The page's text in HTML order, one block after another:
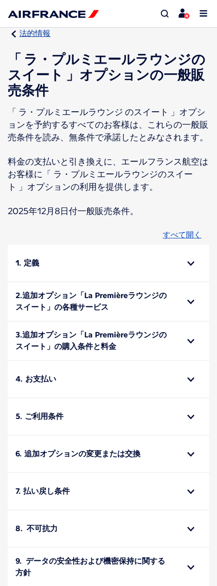
法的情報
「 ラ・プルミエールラウンジの
スイート 」オプションの一般販
売条件
「 ラ・プルミエールラウンジ のスイート 」オプシ
ョンを予約するすべてのお客様は、これらの一般販
売条件を読み、無条件で承諾したとみなされます。
料金の支払いと引き換えに、エールフランス航空は
お客様に「 ラ・プルミエールラウンジのスイー
ト 」オプションの利用を提供します。
2025年12月8日付一般販売条件。
すべて開く
1. 定義
2.追加オプション「La Premièreラウンジの
スイート」の各種サービス
3.追加オプション「La Premièreラウンジの
スイート」の購入条件と料金
4. お支払い
5. ご利用条件
6. 追加オプションの変更または交換
7. 払い戻し条件
8. 不可抗力
9. データの安全性および機密保持に関する
方針